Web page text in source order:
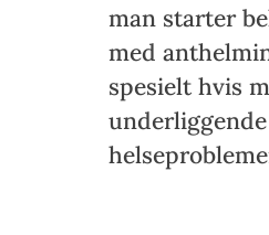
man starter
med
spesielt hvis
underliggende